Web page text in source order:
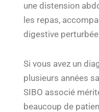
une distension
les repas,
digestive
Si vous avez un
plusieurs années
SIBO associé
beaucoup de